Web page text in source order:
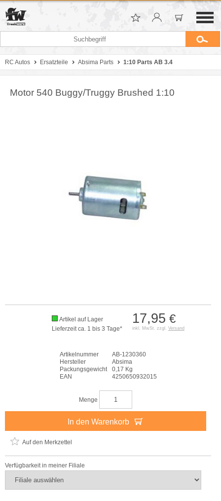
RC Autos Ersatzteile Absima Parts 1:10 Parts AB 3.4
Motor 540 Buggy/Truggy Brushed 1:10
17,95 €
inkl. MwSt. zzgl. Versand
Artikel auf Lager
Lieferzeit ca. 1 bis 3 Tage*
Artikelnummer
AB-1230360
Hersteller
Absima
Packungsgewicht
0,17 Kg
EAN
4250650932015
Menge
In den Warenkorb
Auf den Merkzettel
Verfügbarkeit in meiner Filiale